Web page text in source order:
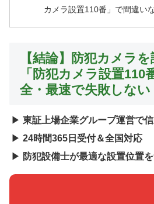
カメラ設置110番」で間違い
【結論】防犯カメラ
「防犯カメラ設置110
全・最速で失敗しない
▶東証上場企業グループ運営で
▶24時間365日受付＆全国対応
▶ 防犯設備士が最適な設置位置